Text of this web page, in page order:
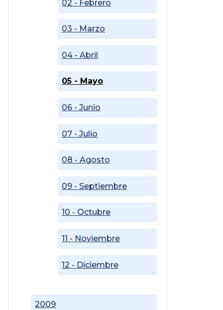
02 - Febrero
03 - Marzo
04 - Abril
05 - Mayo
06 - Junio
07 - Julio
08 - Agosto
09 - Septiembre
10 - Octubre
11 - Noviembre
12 - Diciembre
2009